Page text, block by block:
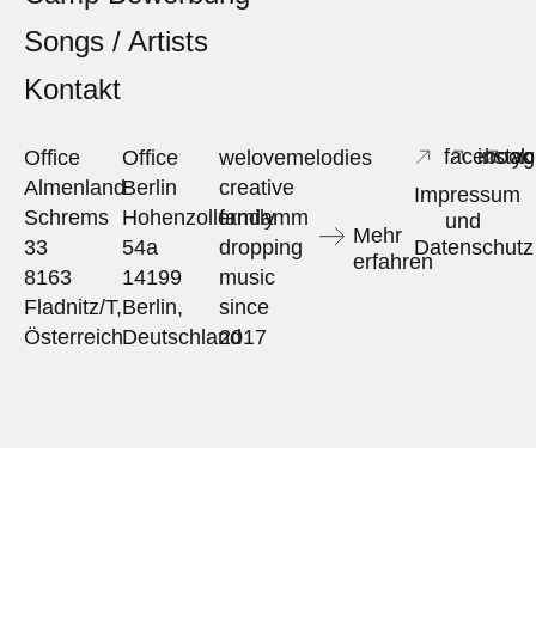
Songs / Artists
Kontakt
Office
Almenland
Schrems
33
8163
Fladnitz/T,
Österreich
Office
Berlin
Hohenzollerndamm
54a
14199
Berlin,
Deutschland
welovemelodies
creative
family
dropping
music
since
2017
Mehr
erfahren
facebook
Impressum
und
Datenschutz